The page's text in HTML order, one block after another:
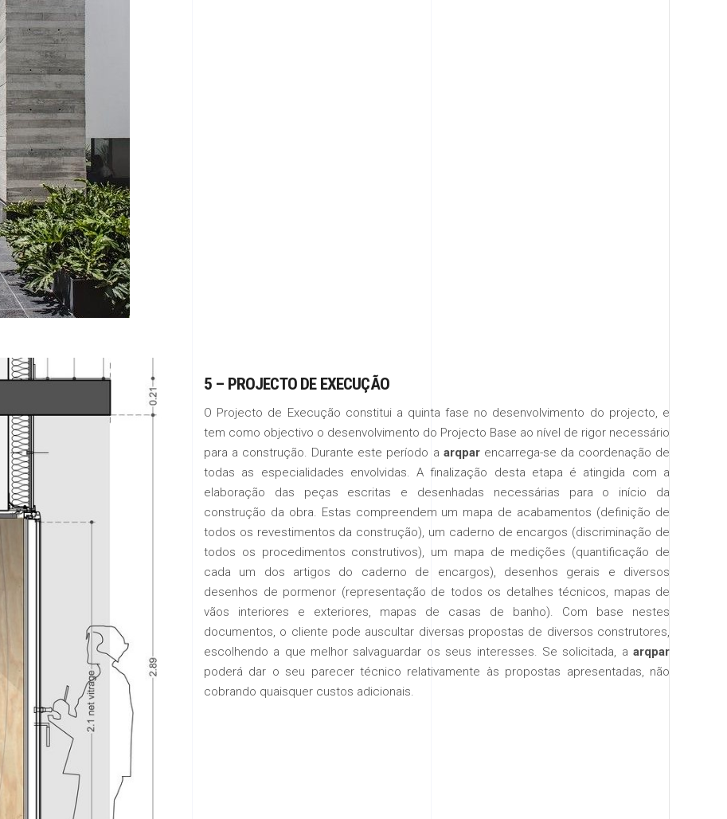
5 – PROJECTO DE EXECUÇÃO
O Projecto de Execução constitui a quinta fase no desenvolvimento do projecto, e
tem como objectivo o desenvolvimento do Projecto Base ao nível de rigor necessário
para a construção. Durante este período a arqparencarrega-se da coordenação de
todas as especialidades envolvidas. A finalização desta etapa é atingida com a
elaboração das peças escritas e desenhadas necessárias para o início da
construção da obra. Estas compreendem um mapa de acabamentos (definição de
todos os revestimentos da construção), um caderno de encargos (discriminação de
todos os procedimentos construtivos), um mapa de medições (quantificação de
cada um dos artigos do caderno de encargos), desenhos gerais e diversos
desenhos de pormenor (representação de todos os detalhes técnicos, mapas de
vãos interiores e exteriores, mapas de casas de banho). Com base nestes
documentos, o cliente pode auscultar diversas propostas de diversos construtores,
escolhendo a que melhor salvaguardar os seus interesses. Se solicitada, a arqpar
poderá dar o seu parecer técnico relativamente às propostas apresentadas, não
cobrando quaisquer custos adicionais.